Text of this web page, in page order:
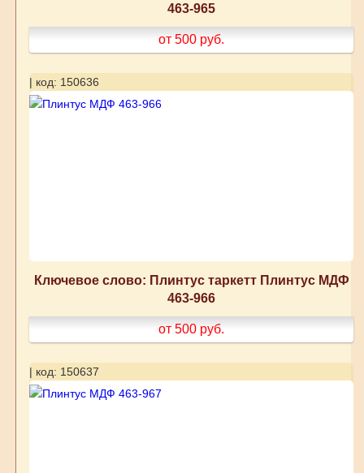
463-965
от 500 руб.
| код: 150636
Ключевое слово: Плинтус таркетт Плинтус МДФ
463-966
от 500 руб.
| код: 150637